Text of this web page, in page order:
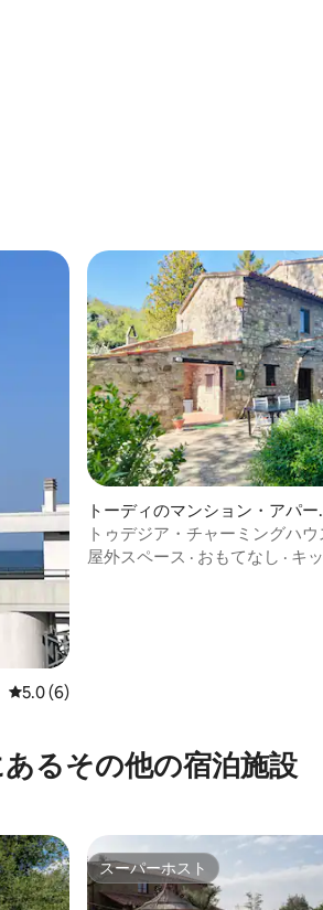
レビュー6件、5つ星中5.0つ星の平均評価
5.0 (6)
トーディのマンション・アパー
ト
トゥデジア・チャーミングハウ
- 1800年代の農家
屋外スペース · おもてなし · キ
るその他の宿泊施設
スーパーホスト
スーパーホスト